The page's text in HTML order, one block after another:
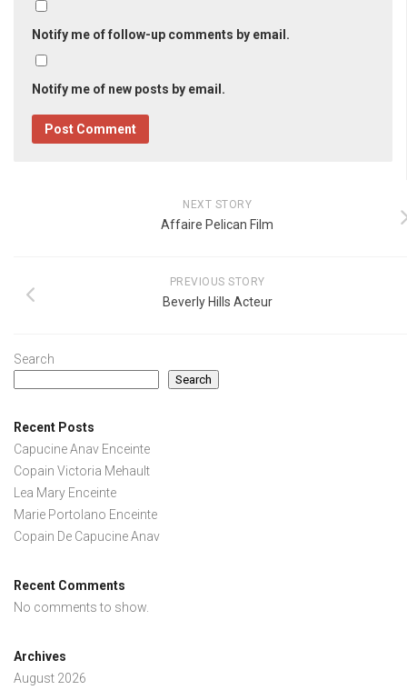
Notify me of follow-up comments by email.
Notify me of new posts by email.
NEXT STORY
Affaire Pelican Film
PREVIOUS STORY
Beverly Hills Acteur
Search
Search
Recent Posts
Capucine Anav Enceinte
Copain Victoria Mehault
Lea Mary Enceinte
Marie Portolano Enceinte
Copain De Capucine Anav
Recent Comments
No comments to show.
Archives
August 2026